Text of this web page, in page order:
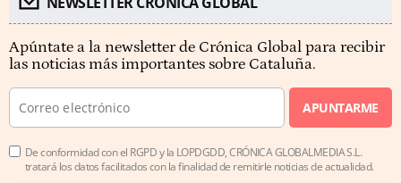
Apúntate a la newsletter de Crónica Global para recibir
las noticias más importantes sobre Cataluña.
APUNTARME
De conformidad con el RGPD y la LOPDGDD, CRÓNICA GLOBALMEDIA S.L.
tratará los datos facilitados con la finalidad de remitirle noticias de actualidad.